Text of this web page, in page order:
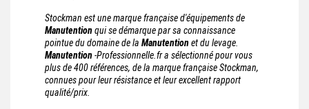
Stockman est une marque française d'équipements de
Manutentionqui se démarque par sa connaissance
pointue du domaine de la Manutentionet du levage.
Manutention-Professionnelle.fr a sélectionné pour vous
plus de 400 références, de la marque française Stockman,
connues pour leur résistance et leur excellent rapport
qualité/prix.